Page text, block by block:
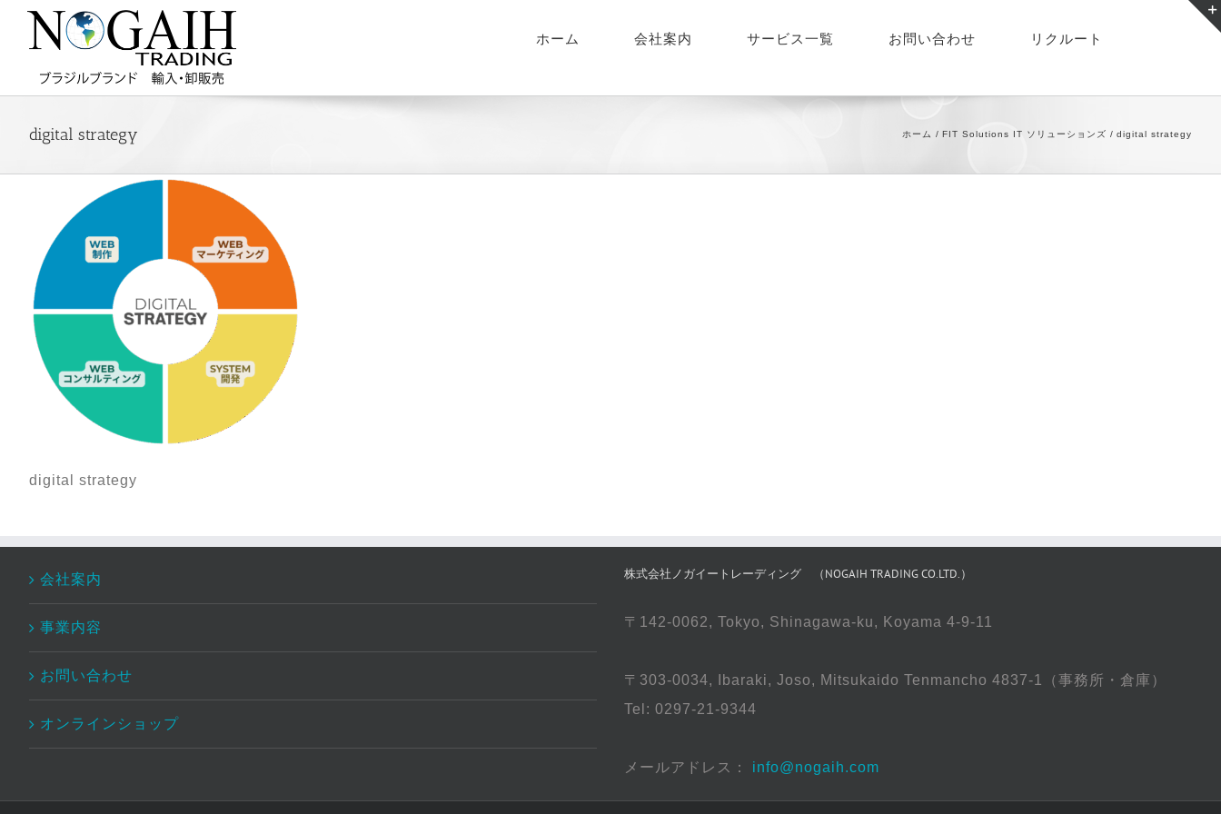
ホーム 会社案内 サービス一覧 お問い合わせ リクルート
digital strategy ホーム FIT Solutions IT ソリューションズ digital strategy
digital strategy
会社案内
事業内容
お問い合わせ
オンラインショップ
株式会社ノガイートレーディング （NOGAIH TRADING CO.LTD.）
〒142-0062, Tokyo, Shinagawa-ku, Koyama 4-9-11
〒303-0034, Ibaraki, Joso, Mitsukaido Tenmancho 4837-1（事務所・倉庫）
Tel: 0297-21-9344
メールアドレス： info@nogaih.com